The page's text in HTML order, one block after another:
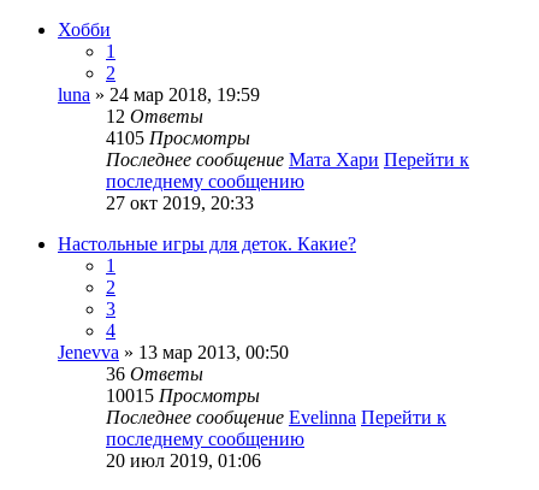
Хобби
1
2
luna » 24 мар 2018, 19:59
12 Ответы
4105 Просмотры
Последнее сообщение Мата Хари Перейти к
последнему сообщению
27 окт 2019, 20:33
Настольные игры для деток. Какие?
1
2
3
4
Jenevva » 13 мар 2013, 00:50
36 Ответы
10015 Просмотры
Последнее сообщение Evelinna Перейти к
последнему сообщению
20 июл 2019, 01:06